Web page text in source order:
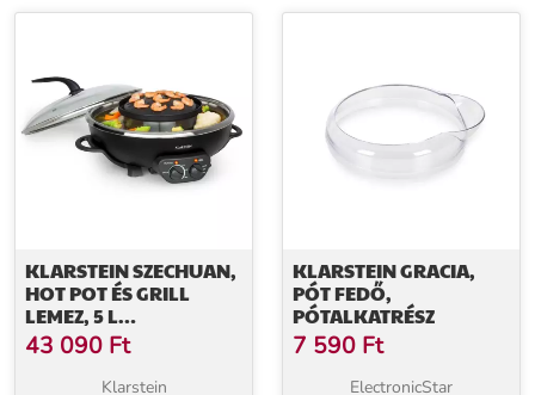
KLARSTEIN SZECHUAN,
HOT POT ÉS GRILL
LEMEZ, 5 L
ŰRTARTALOM, 1350 W,
600 W, FEKETE
43 090 Ft
Klarstein
KLARSTEIN GRACIA,
PÓT FEDŐ,
PÓTALKATRÉSZ
7 590 Ft
ElectronicStar